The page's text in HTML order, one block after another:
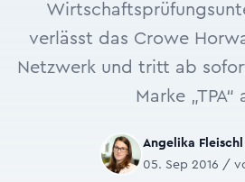
verlässt das Crowe
Netzwerk und tritt ab
Marke „TPA“
Angelika Fleischl
05. Sep 2016 /